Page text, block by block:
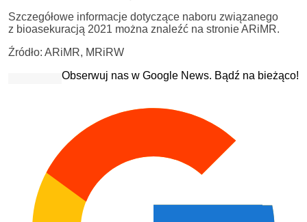
Szczegółowe informacje dotyczące naboru związanego
z bioasekuracją 2021 można znaleźć na stronie ARiMR.
Źródło: ARiMR, MRiRW
Obserwuj nas w Google News. Bądź na bieżąco!